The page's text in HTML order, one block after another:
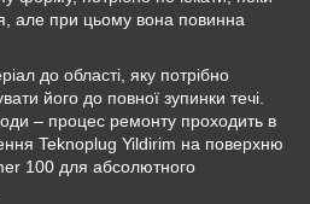
але при цьому вона повинна
до області, яку потрібно
його до повної зупинки течі.
– процес ремонту проходить в
Teknoplug Yildirim на поверхню
100 для абсолютного